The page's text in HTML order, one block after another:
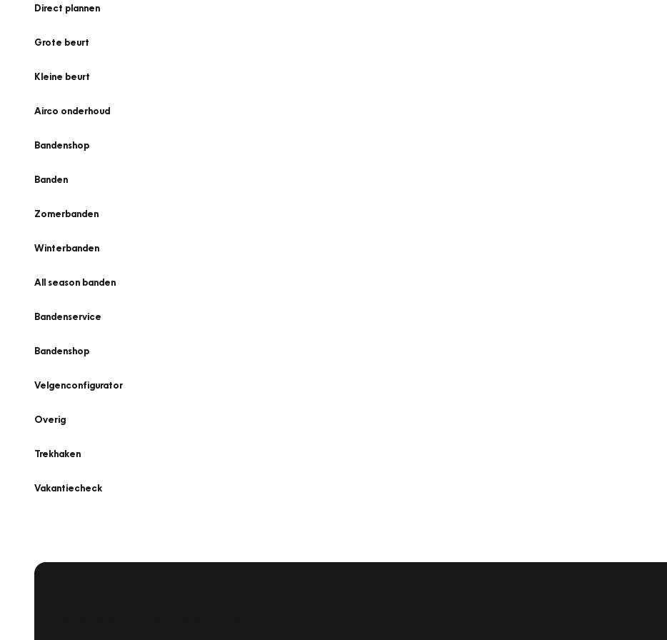
Direct plannen
Grote beurt
Kleine beurt
Airco onderhoud
Bandenshop
Banden
Zomerbanden
Winterbanden
All season banden
Bandenservice
Bandenshop
Velgenconfigurator
Overig
Trekhaken
Vakantiecheck